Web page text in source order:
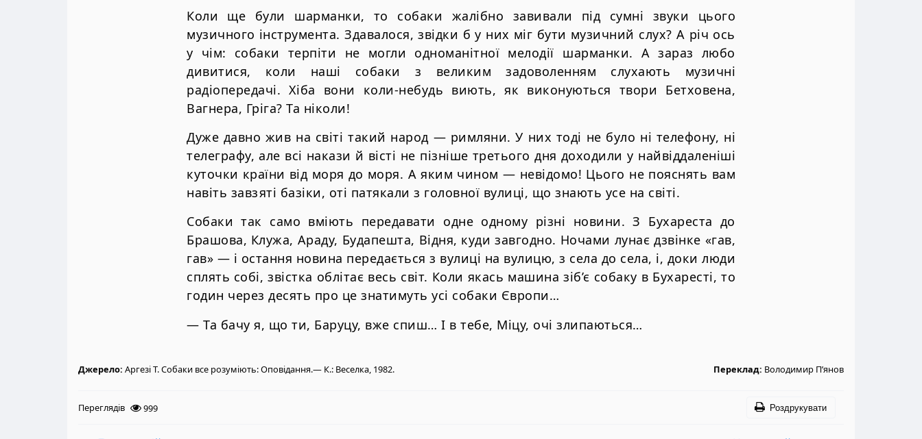
Коли ще були шарманки, то собаки жалібно завивали під сумні звуки цього
музичного інструмента. Здавалося, звідки б у них міг бути музичний слух? А річ ось
у чім: собаки терпіти не могли одноманітної мелодії шарманки. А зараз любо
дивитися, коли наші собаки з великим задоволенням слухають музичні
радіопередачі. Хіба вони коли-небудь виють, як виконуються твори Бетховена,
Вагнера, Гріга? Та ніколи!
Дуже давно жив на світі такий народ — римляни. У них тоді не було ні телефону, ні
телеграфу, але всі накази й вісті не пізніше третього дня доходили у найвіддаленіші
куточки країни від моря до моря. А яким чином — невідомо! Цього не пояснять вам
навіть завзяті базіки, оті патякали з головної вулиці, що знають усе на світі.
Собаки так само вміють передавати одне одному різні новини. З Бухареста до
Брашова, Клужа, Араду, Будапешта, Відня, куди завгодно. Ночами лунає дзвінке «гав,
гав» — і остання новина передається з вулиці на вулицю, з села до села, і, доки люди
сплять собі, звістка облітає весь світ. Коли якась машина зіб’є собаку в Бухаресті, то
годин через десять про це знатимуть усі собаки Європи…
— Та бачу я, що ти, Баруцу, вже спиш… І в тебе, Міцу, очі злипаються…
Джерело: Аргезі Т. Собаки все розуміють: Оповідання.— К.: Веселка, 1982. Переклад: Володимир П’янов
Переглядів 999 Роздрукувати